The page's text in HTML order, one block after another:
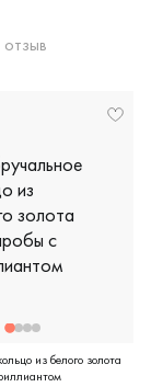
585 пробы,
отзыв
из белого золота